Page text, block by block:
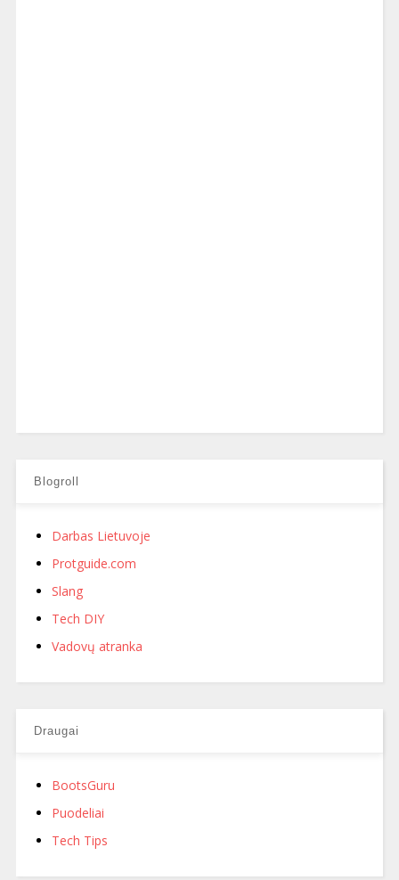
Blogroll
Darbas Lietuvoje
Protguide.com
Slang
Tech DIY
Vadovų atranka
Draugai
BootsGuru
Puodeliai
Tech Tips